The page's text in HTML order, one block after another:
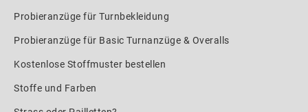
Probieranzüge für Turnbekleidung
Probieranzüge für Basic Turnanzüge & Overalls
Kostenlose Stoffmuster bestellen
Stoffe und Farben